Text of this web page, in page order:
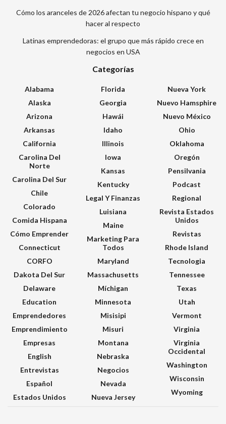
Cómo los aranceles de 2026 afectan tu negocio hispano y qué
hacer al respecto
Latinas emprendedoras: el grupo que más rápido crece en
negocios en USA
Categorías
Alabama
Alaska
Arizona
Arkansas
California
Carolina Del
Norte
Carolina Del Sur
Chile
Colorado
Comida Hispana
Cómo Emprender
Connecticut
CORFO
Dakota Del Sur
Delaware
Education
Emprendedores
Emprendimiento
Empresas
English
Entrevistas
Español
Estados Unidos
Florida
Georgia
Hawái
Idaho
Illinois
Iowa
Kansas
Kentucky
Legal Y Finanzas
Luisiana
Maine
Marketing Para
Todos
Maryland
Massachusetts
Míchigan
Minnesota
Misisipi
Misuri
Montana
Nebraska
Negocios
Nevada
Nueva Jersey
Nueva York
Nuevo Hamsphire
Nuevo México
Ohio
Oklahoma
Oregón
Pensilvania
Podcast
Regional
Revista Estados
Unidos
Revistas
Rhode Island
Tecnologia
Tennessee
Texas
Utah
Vermont
Virginia
Virginia
Occidental
Washington
Wisconsin
Wyoming